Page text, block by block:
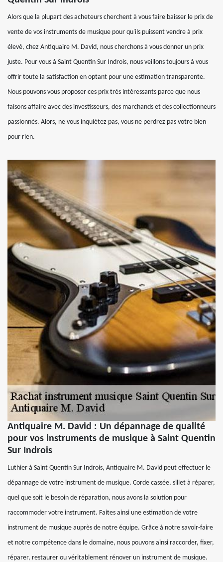
Alors que la plupart des acheteurs cherchent à vous faire baisser le prix de
vente de vos instruments de musique pour qu'ils puissent vendre à prix
élevé, chez Antiquaire M. David, nous cherchons à vous donner un prix
juste. Pour vous à Saint Quentin Sur Indrois, nous veillons toujours à vous
offrir toute la satisfaction en optant pour une estimation transparente.
Nous pouvons vous proposer ces prix très intéressants parce que nous
faisons affaire avec des investisseurs, des marchands et des collectionneurs
passionnés. Alors, ne vous inquiétez pas, vous ne perdrez pas votre bien
pour rien.
Antiquaire M. David : Un dépannage de qualité
pour vos instruments de musique à Saint Quentin
Sur Indrois
Luthier à Saint Quentin Sur Indrois, Antiquaire M. David peut effectuer le
dépannage de votre instrument de musique. Corde cassée, sillet à réparer,
quel que soit le besoin de réparation, nous avons la solution pour
raccommoder votre instrument. Faites ainsi une estimation de votre
instrument de musique auprès de notre équipe. Grâce à notre savoir-faire
et notre compétence dans le domaine, nous pouvons ainsi raccorder, fixer,
réparer, restaurer ou véritablement rénover un instrument de musique.